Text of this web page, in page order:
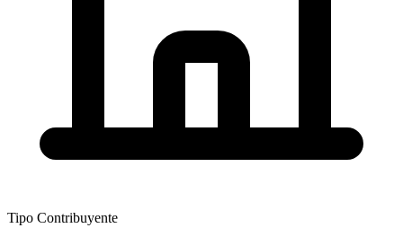
Tipo Contribuyente